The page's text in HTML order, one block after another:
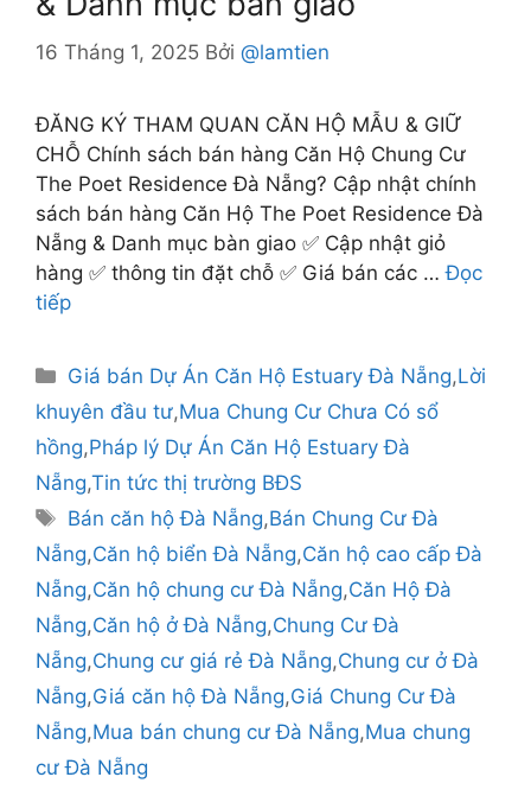
16 Tháng 1, 2025 Bởi @lamtien
ĐĂNG KÝ THAM QUAN CĂN HỘ MẪU & GIỮ
CHỖ Chính sách bán hàng Căn Hộ Chung Cư
The Poet Residence Đà Nẵng? Cập nhật chính
sách bán hàng Căn Hộ The Poet Residence Đà
Nẵng & Danh mục bàn giao ✅ Cập nhật giỏ
hàng ✅ thông tin đặt chỗ ✅ Giá bán các …Đọc
tiếp
Danh
mục
Giá bán Dự Án Căn Hộ Estuary Đà Nẵng,Lời
khuyên đầu tư,Mua Chung Cư Chưa Có sổ
hồng,Pháp lý Dự Án Căn Hộ Estuary Đà
Nẵng,Tin tức thị trường BĐS
Thẻ
Bán căn hộ Đà Nẵng,Bán Chung Cư Đà
Nẵng,Căn hộ biển Đà Nẵng,Căn hộ cao cấp Đà
Nẵng,Căn hộ chung cư Đà Nẵng,Căn Hộ Đà
Nẵng,Căn hộ ở Đà Nẵng,Chung Cư Đà
Nẵng,Chung cư giá rẻ Đà Nẵng,Chung cư ở Đà
Nẵng,Giá căn hộ Đà Nẵng,Giá Chung Cư Đà
Nẵng,Mua bán chung cư Đà Nẵng,Mua chung
cư Đà Nẵng